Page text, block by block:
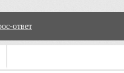
ответ